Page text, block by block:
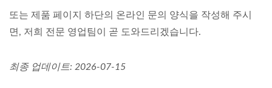
또는 제품 페이지 하단의 온라인 문의 양식을 작성해 주시
면, 저희 전문 영업팀이 곧 도와드리겠습니다.
최종 업데이트: 2026-07-15